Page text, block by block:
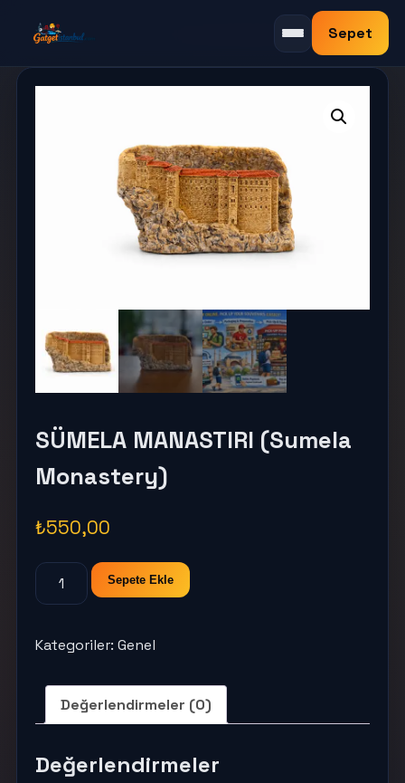
Menüyü aç/kapat
Sepet
SÜMELA MANASTIRI (Sumela
Monastery)
₺550,00
SÜMELA
MANASTIRI
Monastery)
Sepete Ekle
Kategoriler: Genel
Değerlendirmeler (0)
Değerlendirmeler